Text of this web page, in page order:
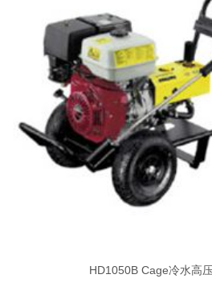
HD1050B Cage冷水高